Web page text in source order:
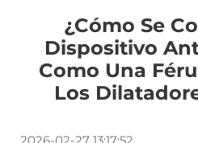
¿Cómo Se
Dispositivo
Como Una
Los